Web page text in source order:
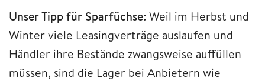
Unser Tipp für Sparfüchse: Weil im Herbst und
Winter viele Leasingverträge auslaufen und
Händler ihre Bestände zwangsweise auffüllen
müssen, sind die Lager bei Anbietern wie